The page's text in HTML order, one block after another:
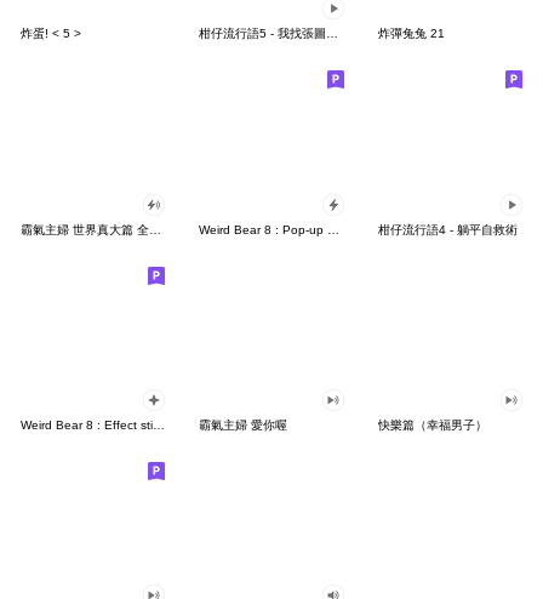
炸蛋! < 5 > 柑仔流行語5 - 我找張圖笑笑你 炸彈兔兔 21
柑仔流行語4 - 躺平自救術
霸氣主婦 愛你喔 快樂篇（幸福男子）